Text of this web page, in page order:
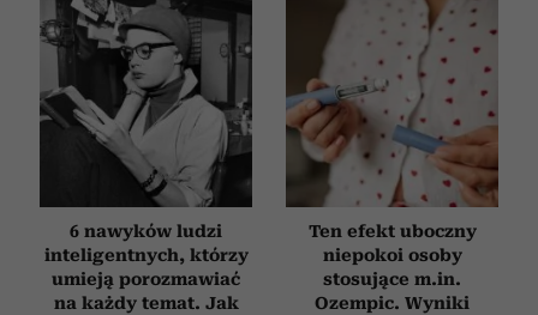
korzystania z ich usług.
6 nawyków ludzi
inteligentnych, którzy
umieją porozmawiać
na każdy temat. Jak
Ten efekt uboczny
niepokoi osoby
stosujące m.in.
Ozempic. Wyniki